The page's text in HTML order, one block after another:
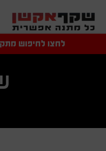
טקסט חופשי לחיפוש
לחצו לחיפוש